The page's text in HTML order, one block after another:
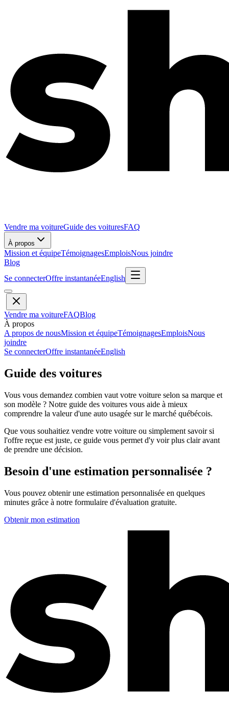
Vendre ma voitureGuide des voituresFAQ
À propos
Mission et équipeTémoignagesEmploisNous joindre
Blog
Se connecterOffre instantanéeEnglish
Vendre ma voitureFAQBlog
À propos
A propos de nousMission et équipeTémoignagesEmploisNous
joindre
Se connecterOffre instantanéeEnglish
Guide des voitures
Vous vous demandez combien vaut votre voiture selon sa marque et
son modèle ? Notre guide des voitures vous aide à mieux
comprendre la valeur d'une auto usagée sur le marché québécois.
Que vous souhaitiez vendre votre voiture ou simplement savoir si
l'offre reçue est juste, ce guide vous permet d'y voir plus clair avant
de prendre une décision.
Besoin d'une estimation personnalisée ?
Vous pouvez obtenir une estimation personnalisée en quelques
minutes grâce à notre formulaire d'évaluation gratuite.
Obtenir mon estimation